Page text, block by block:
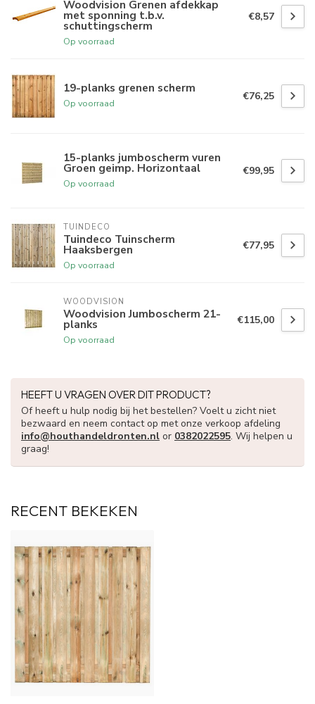
Woodvision Grenen afdekkap
met sponning t.b.v.
schuttingscherm
Op voorraad
€8,57
19-planks grenen scherm
Op voorraad
€76,25
15-planks jumboscherm vuren
Groen geimp. Horizontaal
Op voorraad
€99,95
TUINDECO
Tuindeco Tuinscherm
Haaksbergen
Op voorraad
€77,95
WOODVISION
Woodvision Jumboscherm 21-
planks
Op voorraad
€115,00
HEEFT U VRAGEN OVER DIT PRODUCT?
Of heeft u hulp nodig bij het bestellen? Voelt u zicht niet
bezwaard en neem contact op met onze verkoop afdeling
info@houthandeldronten.nl or 0382022595. Wij helpen u
graag!
RECENT BEKEKEN